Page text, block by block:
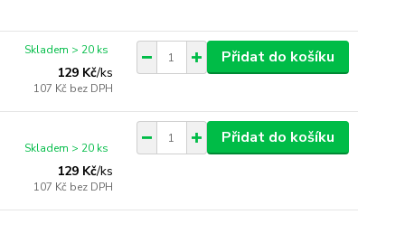
129 Kč/ks
107 Kč bez DPH
Skladem > 20 ks Přidat do košíku
129 Kč/ks
107 Kč bez DPH
Skladem > 20 ks
Přidat do košíku